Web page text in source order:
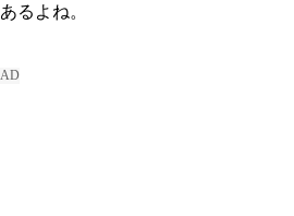
あるよね。